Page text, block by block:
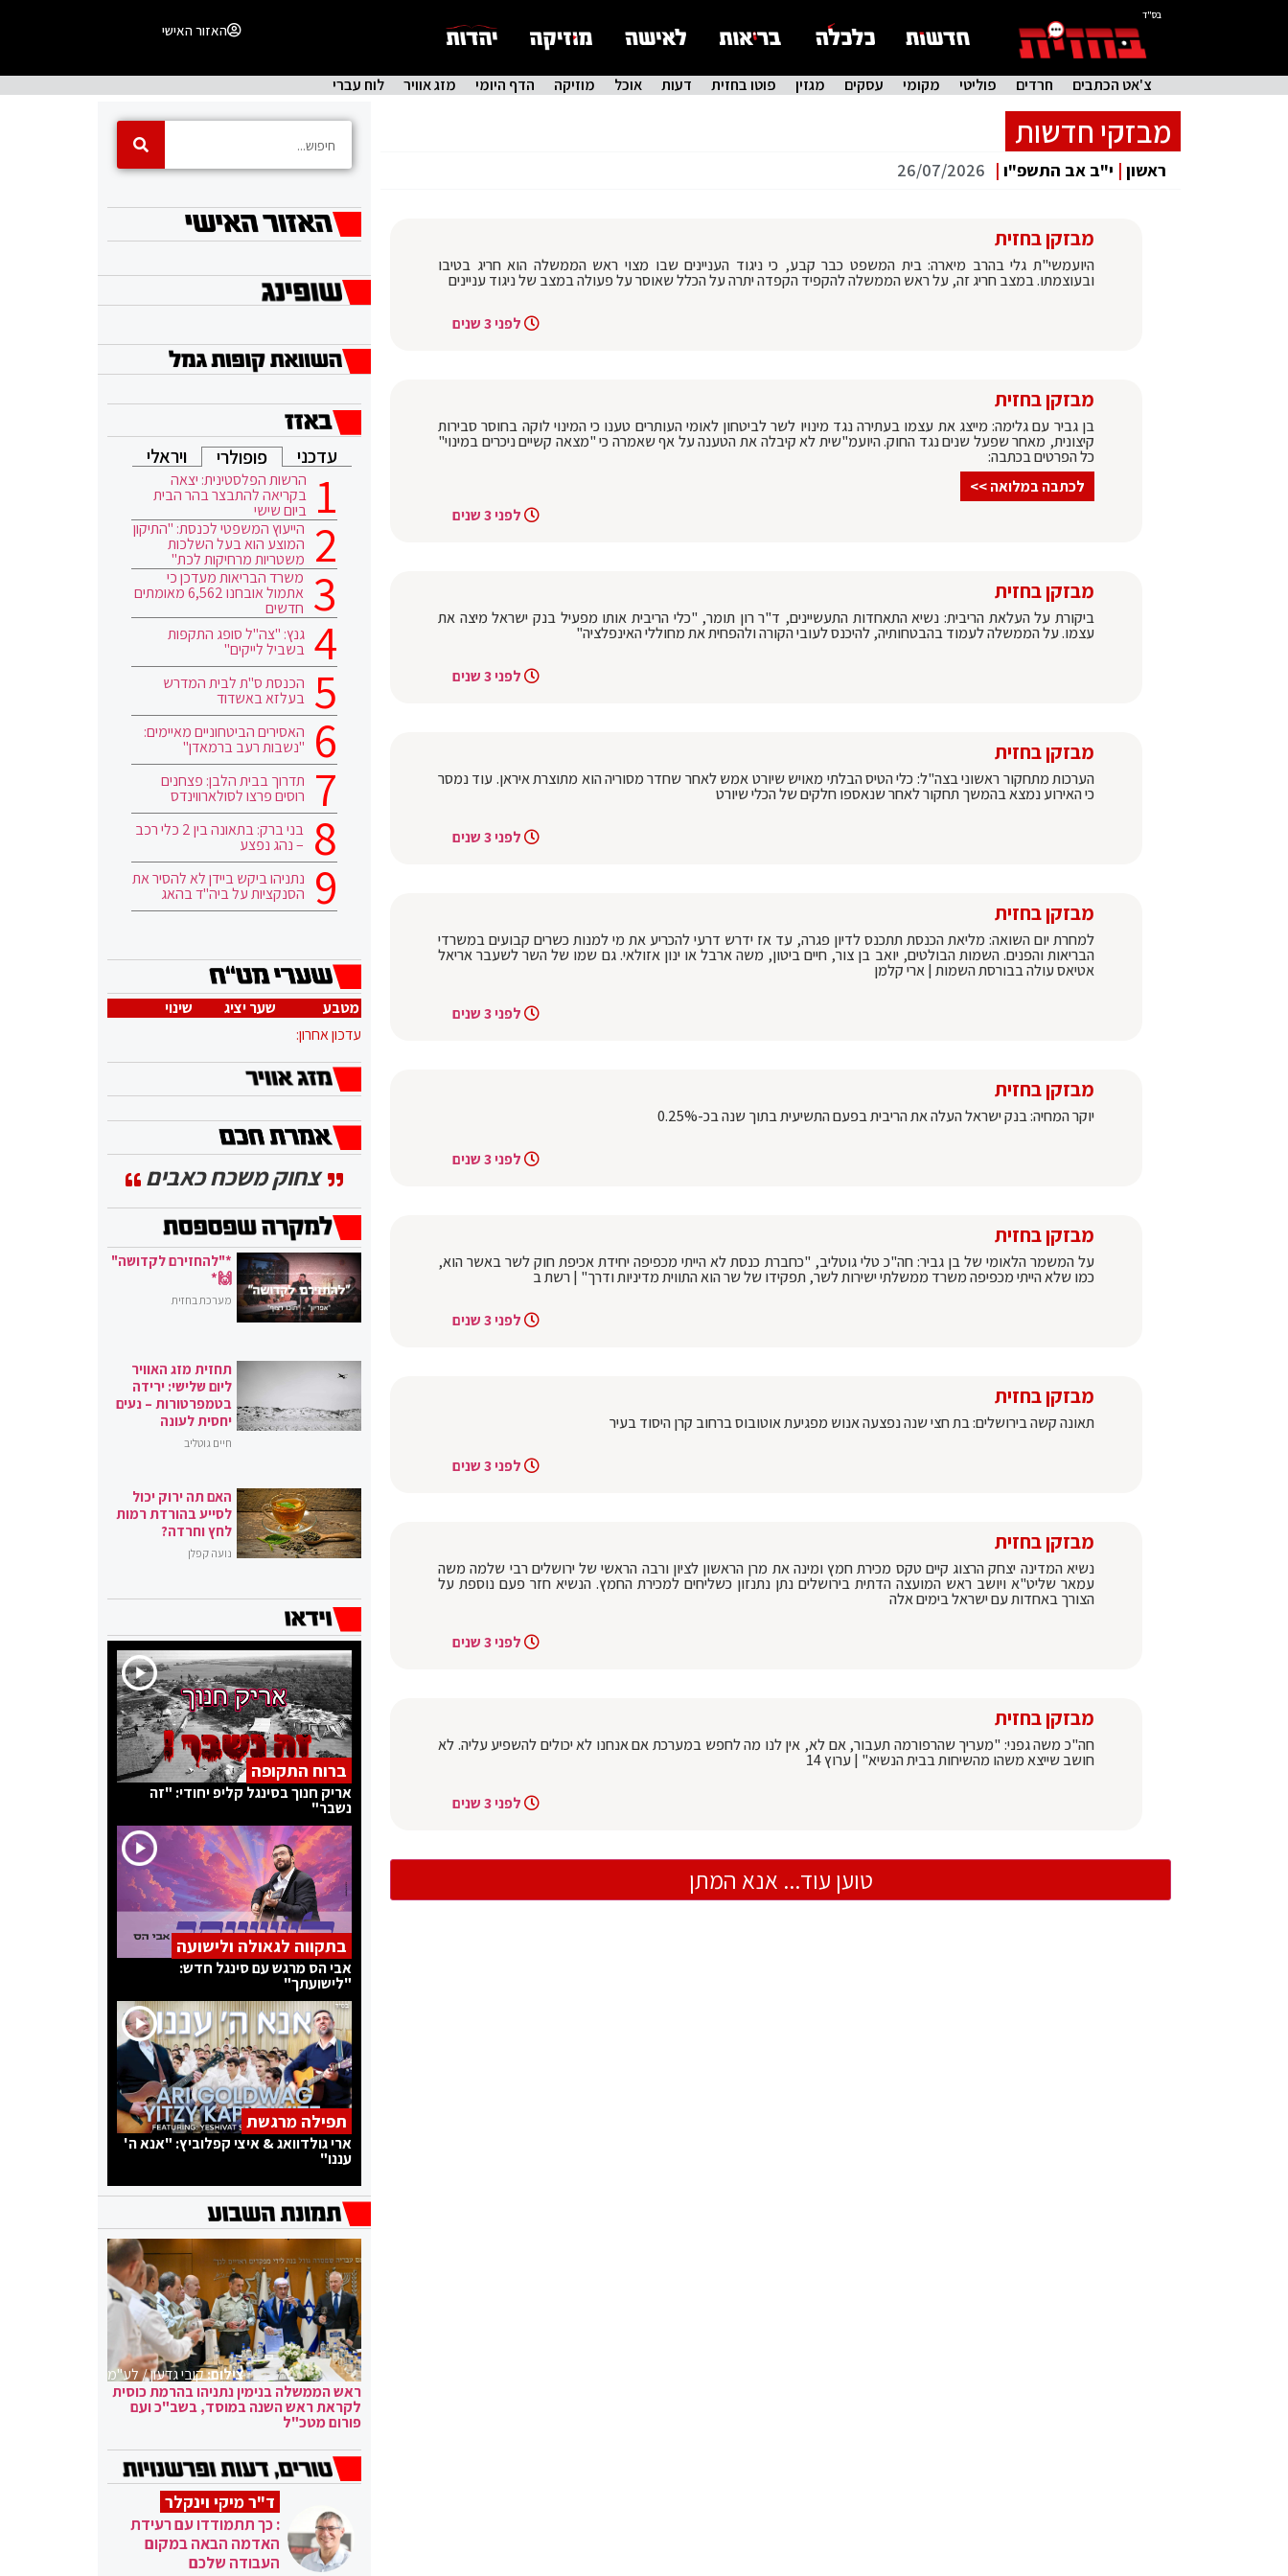
בס"ד
האזור האישי
צ'אט הכתבים חרדים פוליטי מקומי עסקים מגזין פוטו בחזית דעות אוכל מוזיקה הדף היומי מזג אוויר לוח עברי
מבזקי חדשות
ראשון | י"ב אב התשפ"ו |
26/07/2026
מבזקן בחזית
היועמשי"ת גלי בהרב מיארה: בית המשפט כבר קבע, כי ניגוד העניינים שבו מצוי ראש הממשלה הוא חריג בטיבו
ובעוצמתו. במצב חריג זה, על ראש הממשלה להקפיד הקפדה יתרה על הכלל שאוסר על פעולה במצב של ניגוד עניינים
לפני 3 שנים
מבזקן בחזית
בן גביר עם גלימה: מייצג את עצמו בעתירה נגד מינויו לשר לביטחון לאומי העותרים טענו כי המינוי לוקה בחוסר סבירות
קיצונית, מאחר שפעל שנים נגד החוק. היועמ"שית לא קיבלה את הטענה על אף שאמרה כי "מצאה קשיים ניכרים במינוי"
כל הפרטים בכתבה:
לכתבה במלואה >>
לפני 3 שנים
מבזקן בחזית
ביקורת על העלאת הריבית: נשיא התאחדות התעשיינים, ד"ר רון תומר, "כלי הריבית אותו מפעיל בנק ישראל מיצה את
עצמו. על הממשלה לעמוד בהבטחותיה, להיכנס לעובי הקורה ולהפחית את מחוללי האינפלציה"
לפני 3 שנים
מבזקן בחזית
הערכות מתחקור ראשוני בצה"ל: כלי הטיס הבלתי מאויש שיורט אמש לאחר שחדר מסוריה הוא מתוצרת איראן. עוד נמסר
כי האירוע נמצא בהמשך תחקור לאחר שנאספו חלקים של הכלי שיורט
לפני 3 שנים
מבזקן בחזית
למחרת יום השואה: מליאת הכנסת תתכנס לדיון פגרה, עד אז ידרש דרעי להכריע את מי למנות כשרים קבועים במשרדי
הבריאות והפנים. השמות הבולטים, יואב בן צור, חיים ביטון, משה ארבל או ינון אזולאי. גם שמו של השר לשעבר אריאל
אטיאס עולה בבורסת השמות | ארי קלמן
לפני 3 שנים
מבזקן בחזית
יוקר המחיה: בנק ישראל העלה את הריבית בפעם התשיעית בתוך שנה בכ-0.25%
לפני 3 שנים
מבזקן בחזית
על המשמר הלאומי של בן גביר: חה"כ טלי גוטליב, "כחברת כנסת לא הייתי מכפיפה יחידת אכיפת חוק לשר באשר הוא,
כמו שלא הייתי מכפיפה משרד ממשלתי ישירות לשר, תפקידו של שר הוא התווית מדיניות ודרך" | רשת ב
לפני 3 שנים
מבזקן בחזית
תאונה קשה בירושלים: בת חצי שנה נפצעה אנוש מפגיעת אוטובוס ברחוב קרן היסוד בעיר
לפני 3 שנים
מבזקן בחזית
נשיא המדינה יצחק הרצוג קיים טקס מכירת חמץ ומינה את מרן הראשון לציון ורבה הראשי של ירושלים רבי שלמה משה
עמאר שליט"א ויושב ראש המועצה הדתית בירושלים נתן נתנזון כשליחים למכירת החמץ. הנשיא חזר פעם נוספת על
הצורך באחדות עם ישראל בימים אלה
לפני 3 שנים
מבזקן בחזית
חה"כ משה גפני: "מעריך שהרפורמה תעבור, אם לא, אין לנו מה לחפש במערכת אם אנחנו לא יכולים להשפיע עליה. לא
חושב שייצא משהו מהשיחות בבית הנשיא" | ערוץ 14
לפני 3 שנים
טוען עוד... אנא המתן
עדכני פופולרי ויראלי
הרשות הפלסטינית: יצאה
בקריאה להתבצר בהר הבית
ביום שישי
הייעוץ המשפטי לכנסת: "התיקון
המוצע הוא בעל השלכות
משטריות מרחיקות לכת"
משרד הבריאות מעדכן כי
אתמול אובחנו 6,562 מאומתים
חדשים
גנץ: "צה"ל סופג התקפות
בשביל לייקים"
הכנסת ס"ת לבית המדרש
בעלזא באשדוד
האסירים הביטחוניים מאיימים:
"נשבות רעב ברמאדן"
תדרוך בבית הלבן: פצחנים
רוסים פרצו לסולארווינדס
בני ברק: בתאונה בין 2 כלי רכב
– נהג נפצע
נתניהו ביקש ביידן לא להסיר את
הסנקציות על ביה"ד בהאג
מטבע שער יציג
שינוי
עדכון אחרון:
צחוק משכח כאבים
*"להחזירם לקדושה"
🙌*
מערכת בחזית
תחזית מזג האוויר
ליום שלישי: ירידה
בטמפרטורות – נעים
יחסית לעונה
חיים גוטליב
האם תה ירוק יכול
לסייע בהורדת רמות
לחץ וחרדה?
נועה קפלן
ברוח התקופה
אריק חנוך בסינגל קליפ יחודי: "זה
נשבר"
בתקווה לגאולה ולישועה
אבי הס מרגש עם סינגל חדש:
"לישועתך"
תפילה מרגשת
ארי גולדוואג & איצי קפלוביץ: "אנא ה'
עננו"
צילום:קובי גדעון / לע"מ
ראש הממשלה בנימין נתניהו בהרמת כוסית
לקראת ראש השנה במוסד, בשב"כ ועם
פורום מטכ"ל
ד"ר מיקי וינקלר
: כך תתמודדו עם רעידת
האדמה הבאה במקום
העבודה שלכם